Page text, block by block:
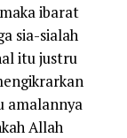
ibarat
sia-sialah
itu justru
amalannya
Allah